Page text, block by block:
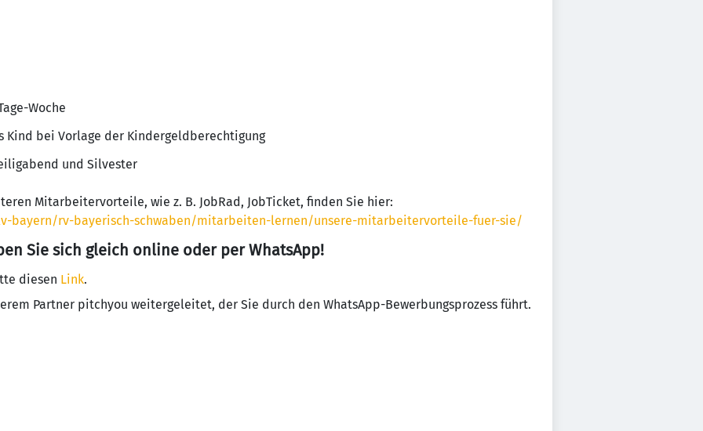
Woche
Kind bei Vorlage der Kindergeldberechtigung
und Silvester
Mitarbeitervorteile, wie z. B. JobRad, JobTicket, finden Sie hier:
bayern/rv-bayerisch-schwaben/mitarbeiten-lernen/unsere-mitarbeitervorteile-fuer-sie/
Sie sich gleich online oder per WhatsApp!
diesen Link.
Partner pitchyou weitergeleitet, der Sie durch den WhatsApp-Bewerbungsprozess führt.